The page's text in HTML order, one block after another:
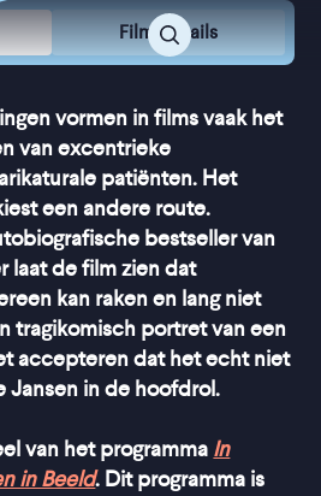
Film Details
vormen in films vaak het
van excentrieke
patiënten. Het
een andere route.
bestseller van
laat de film zien dat
kan raken en lang niet
tragikomisch portret van een
accepteren dat het echt niet
Jansen in de hoofdrol.
van het programma In
in Beeld. Dit programma is